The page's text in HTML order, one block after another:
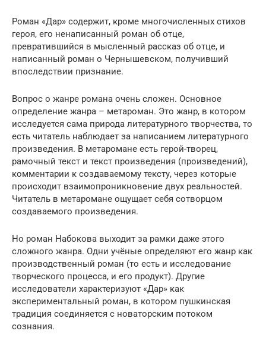
Роман «Дар» содержит, кроме многочисленных стихов
героя, его ненаписанный роман об отце,
превратившийся в мысленный рассказ об отце, и
написанный роман о Чернышевском, получивший
впоследствии признание.
Вопрос о жанре романа очень сложен. Основное
определение жанра – метароман. Это жанр, в котором
исследуется сама природа литературного творчества, то
есть читатель наблюдает за написанием литературного
произведения. В метаромане есть герой-творец,
рамочный текст и текст произведения (произведений),
комментарии к создаваемому тексту, через которые
происходит взаимопроникновение двух реальностей.
Читатель в метаромане ощущает себя сотворцом
создаваемого произведения.
Но роман Набокова выходит за рамки даже этого
сложного жанра. Одни учёные определяют его жанр как
производственный роман (то есть и исследование
творческого процесса, и его продукт). Другие
исследователи характеризуют «Дар» как
экспериментальный роман, в котором пушкинская
традиция соединяется с новаторским потоком
сознания.